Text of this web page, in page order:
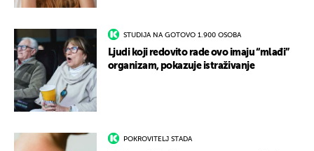
STUDIJA NA GOTOVO 1.900 OSOBA
Ljudi koji redovito rade ovo imaju “mlađi”
organizam, pokazuje istraživanje
POKROVITELJ STADA